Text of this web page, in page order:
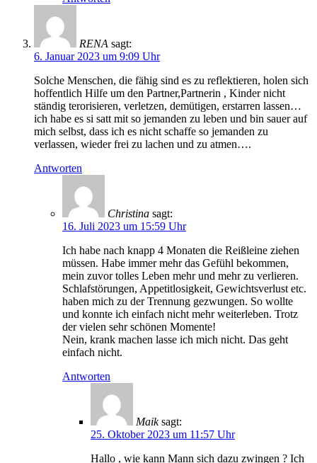
RENA sagt:
6. Januar 2023 um 9:09 Uhr
Solche Menschen, die fähig sind es zu reflektieren, holen sich
hoffentlich Hilfe um den Partner,Partnerin , Kinder nicht
ständig terorisieren, verletzen, demütigen, erstarren lassen…
ich habe es si satt mit so jemanden zu leben und bin sauer auf
mich selbst, dass ich es nicht schaffe so jemanden zu
verlassen, wieder frei zu lachen und zu atmen….
Antworten
Christina sagt:
16. Juli 2023 um 15:59 Uhr
Ich habe nach knapp 4 Monaten die Reißleine ziehen
müssen. Habe immer mehr das Gefühl bekommen,
mein zuvor tolles Leben mehr und mehr zu verlieren.
Schlafstörungen, Appetitlosigkeit, Gewichtsverlust etc.
haben mich zu der Trennung gezwungen. So wollte
und konnte ich einfach nicht mehr weiterleben. Trotz
der vielen sehr schönen Momente!
Nein, krank machen lasse ich mich nicht. Das geht
einfach nicht.
Antworten
Maik sagt:
25. Oktober 2023 um 11:57 Uhr
Hallo , wie kann Mann sich dazu zwingen ? Ich